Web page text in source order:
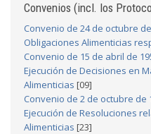
Convenios (incl. los
Convenio de 24 de octubre
Obligaciones Alimenticias
Convenio de 15 de abril de
Ejecución de Decisiones en
Alimenticias [09]
Convenio de 2 de octubre de
Ejecución de Resoluciones
Alimenticias [23]